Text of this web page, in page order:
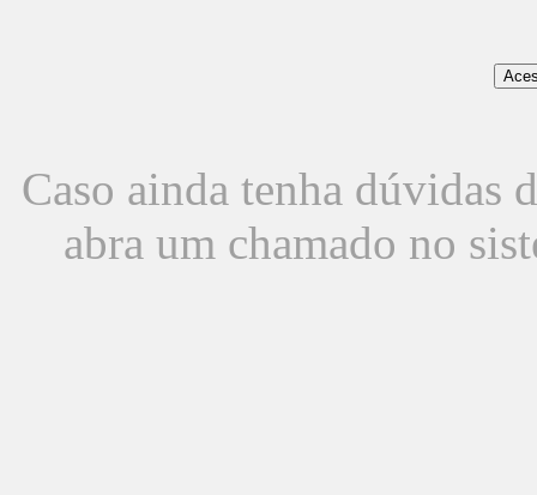
Caso ainda tenha dúvidas
abra um chamado no